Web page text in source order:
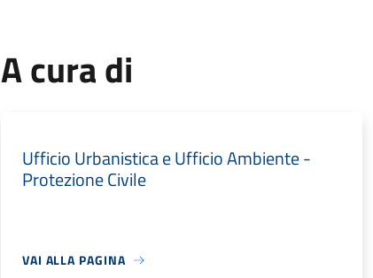
A cura di
Ufficio Urbanistica e Ufficio Ambiente -
Protezione Civile
VAI ALLA PAGINA